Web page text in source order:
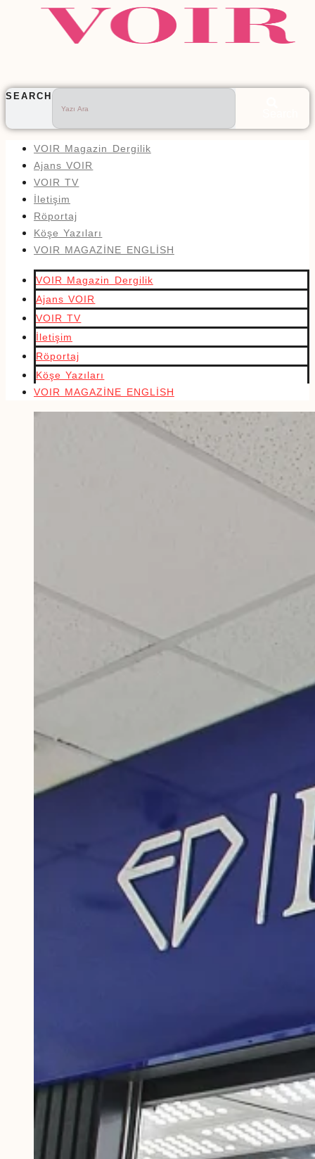
SEARCH
VOIR Magazin Dergilik
Ajans VOIR
VOIR TV
İletişim
Röportaj
Köşe Yazıları
VOIR MAGAZİNE ENGLİSH
VOIR Magazin Dergilik
Ajans VOIR
VOIR TV
İletişim
Röportaj
Köşe Yazıları
VOIR MAGAZİNE ENGLİSH